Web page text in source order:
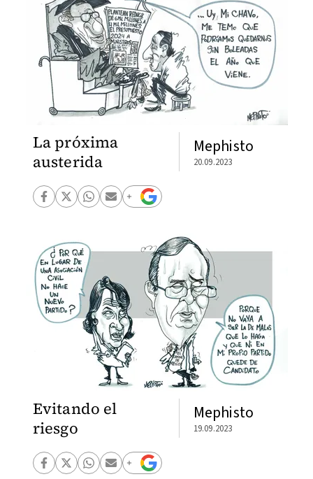
La próxima
austerida
Mephisto
20.09.2023
Evitando el
riesgo
Mephisto
19.09.2023